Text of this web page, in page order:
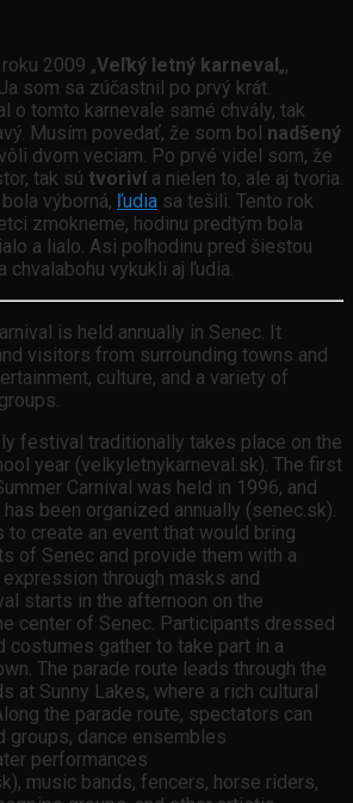
2009 „Veľký letný karneval„,
som sa zúčastnil po prvý krát.
o tomto karnevale samé chvály, tak
Musím povedať, že som bol nadšený
dvom veciam. Po prvé videl som, že
tak sú tvorivía nielen to, ale aj tvoria.
výborná, ľudia sa tešili. Tento rok
zmokneme, hodinu predtým bola
a lialo. Asi polhodinu pred šiestou
a chvalabohu vykukli aj ľudia.
is held annually in Senec. It
visitors from surrounding towns and
culture, and a variety of
festival traditionally takes place on the
year (velkyletnykarneval.sk). The first
Carnival was held in 1996, and
been organized annually (senec.sk).
to create an event that would bring
of Senec and provide them with a
through masks and
starts in the afternoon on the
center of Senec. Participants dressed
costumes gather to take part in a
The parade route leads through the
at Sunny Lakes, where a rich cultural
the parade route, spectators can
groups, dance ensembles
performances
music bands, fencers, horse riders,